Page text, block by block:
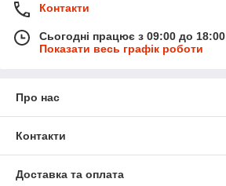
Контакти
Сьогодні працює з 09:00 до 18:00
Показати весь графік роботи
Про нас
Контакти
Доставка та оплата